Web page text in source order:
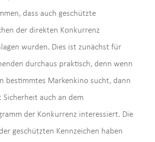
dass auch geschützte
der direkten Konkurrenz
wurden. Dies ist zunächst für
durchaus praktisch, denn wenn
bestimmtes Markenkino sucht, dann
Sicherheit auch an dem
der Konkurrenz interessiert. Die
geschützten Kennzeichen haben